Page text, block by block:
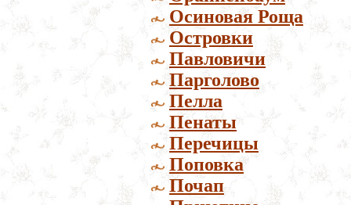
Осиновая Роща
Островки
Павловичи
Парголово
Пелла
Пенаты
Перечицы
Поповка
Почап